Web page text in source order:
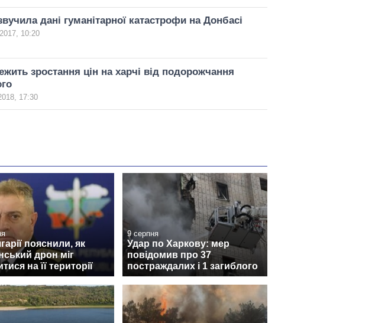
дані гуманітарної катастрофи на Донбасі
10:20
зростання цін на харчі від подорожчання
17:30
пояснили, як
дрон міг
на її території
9 серпня
Удар по Харкову: мер
повідомив про 37
постраждалих і 1 загиблого